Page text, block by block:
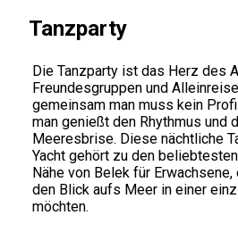
Tanzparty
Die Tanzparty ist das Herz des
Freundesgruppen und
gemeinsam man muss kein
man genießt den Rhythmus und
Meeresbrise. Diese nächtliche
Yacht gehört zu den
Nähe von Belek für
den Blick aufs Meer in einer
möchten.